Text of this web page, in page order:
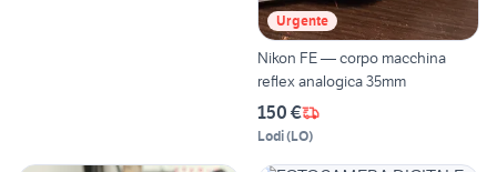
Urgente
Nikon FE — corpo macchina
reflex analogica 35mm
150 €
Lodi(LO)